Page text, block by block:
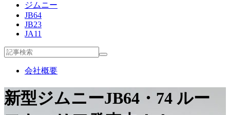
ジムニー
JB64
JB23
JA11
会社概要
新型ジムニーJB64・74 ルー